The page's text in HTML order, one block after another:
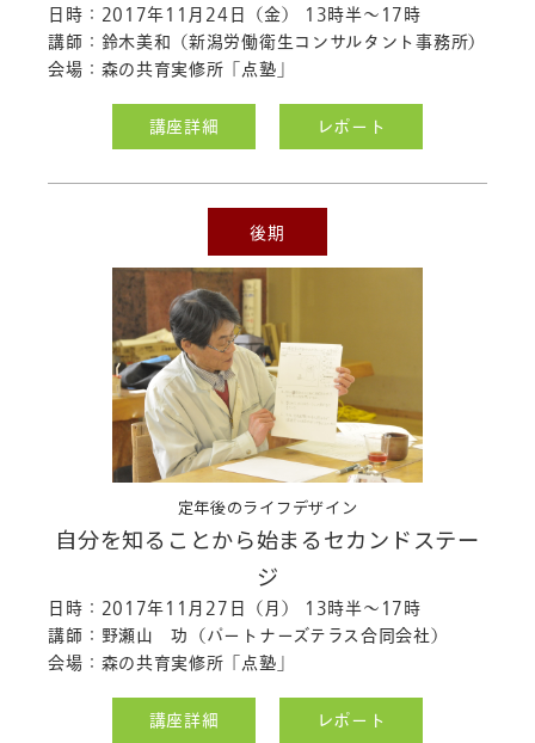
日時：2017年11月24日（金） 13時半～17時
講師：鈴木美和（新潟労働衛生コンサルタント事務所）
会場：森の共育実修所「点塾」
講座詳細 レポート
後期
定年後のライフデザイン
自分を知ることから始まるセカンドステー
ジ
日時：2017年11月27日（月） 13時半～17時
講師：野瀬山 功（パートナーズテラス合同会社）
会場：森の共育実修所「点塾」
講座詳細 レポート